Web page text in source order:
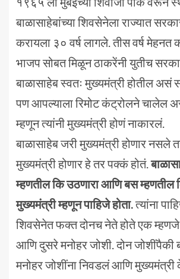
बाळासाहेबांच्या शिवसेनेला राज्यात
करायला ३० वर्ष लागले. तीस वर्ष
भाजप सोबत मिळून ठाकरेंनी युतीच
बाळासाहेब स्वतः मुख्यमंत्री होतील असं
पण आपल्याला रिमोट कंट्रोलने चालेल
म्हणून त्यांनी मुख्यमंत्री होणं नाकारलं.
बाळासाहेब जरी मुख्यमंत्री होणार नसले
मुख्यमंत्री होणार हे तर पक्कं होतं.
म्हणतील कि उठणारा आणि बस म्हणतील
मुख्यमंत्री म्हणून पाहिजे होता.त्यांना
शिवसेनेत फक्त दोनच नेते होते एक म्हणजे
आणि दुसरे मनोहर जोशी. दोन जोशींपैकी
मनोहर जोशींना निवडलं आणि